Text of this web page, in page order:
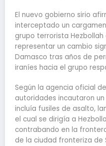
El nuevo gobierno sirio
interceptado un
grupo terrorista Hezbollah
representar un cambio
Damasco tras años de
iraníes hacia el grupo
Según la agencia oficial
autoridades incautaron
incluía fusiles de asalto,
el cual se dirigía a
contrabando en la
de la ciudad fronteriza de